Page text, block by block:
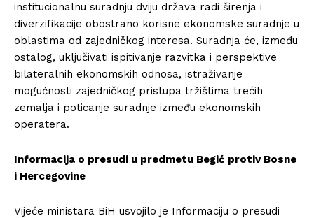
institucionalnu suradnju dviju država radi širenja i
diverzifikacije obostrano korisne ekonomske suradnje u
oblastima od zajedničkog interesa. Suradnja će, između
ostalog, uključivati ispitivanje razvitka i perspektive
bilateralnih ekonomskih odnosa, istraživanje
mogućnosti zajedničkog pristupa tržištima trećih
zemalja i poticanje suradnje između ekonomskih
operatera.
Informacija o presudi u predmetu Begić protiv Bosne
i Hercegovine
Vijeće ministara BiH usvojilo je Informaciju o presudi